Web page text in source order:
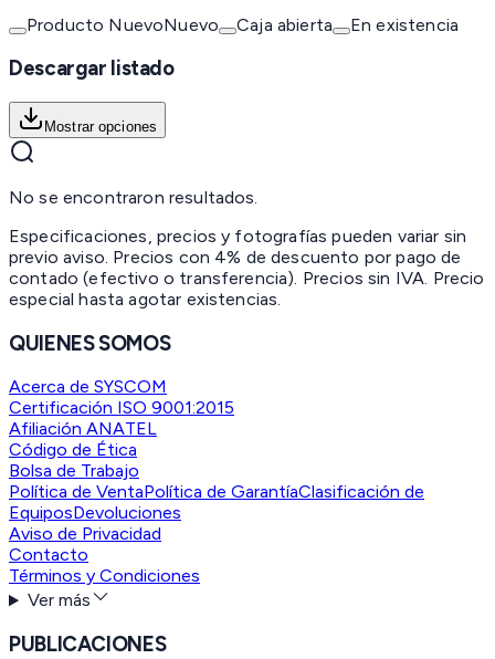
Producto NuevoNuevo Caja abierta En existencia
Descargar listado
Mostrar opciones
No se encontraron resultados.
Especificaciones, precios y fotografías pueden variar sin
previo aviso. Precios con 4% de descuento por pago de
contado (efectivo o transferencia). Precios sin IVA. Precio
especial hasta agotar existencias.
QUIENES SOMOS
Acerca de SYSCOM
Certificación ISO 9001:2015
Afiliación ANATEL
Código de Ética
Bolsa de Trabajo
Política de VentaPolítica de GarantíaClasificación de
EquiposDevoluciones
Aviso de Privacidad
Contacto
Términos y Condiciones
Ver más
PUBLICACIONES